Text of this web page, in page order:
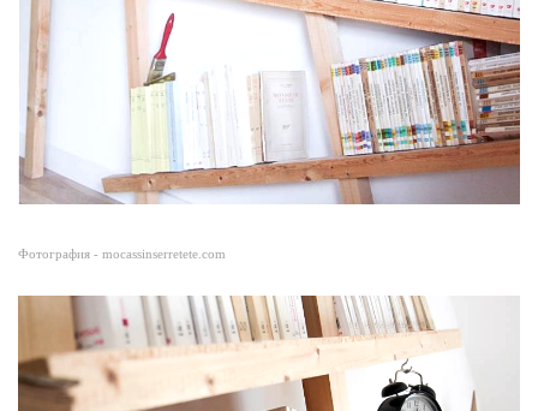
Фотография - mocassinserretete.com